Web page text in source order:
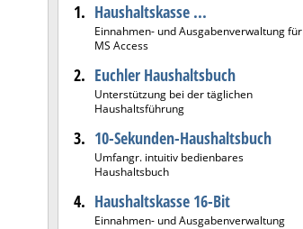
1. Haushaltskasse ...
Einnahmen- und Ausgabenverwaltung für
MS Access
2. Euchler Haushaltsbuch
Unterstützung bei der täglichen
Haushaltsführung
3. 10-Sekunden-Haushaltsbuch
Umfangr. intuitiv bedienbares
Haushaltsbuch
4. Haushaltskasse 16-Bit
Einnahmen- und Ausgabenverwaltung